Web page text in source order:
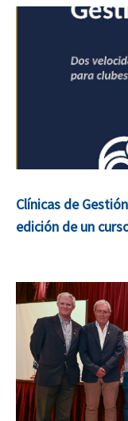
Clínicas de
edición de un